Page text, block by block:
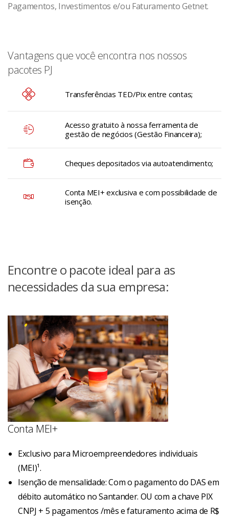
Pagamentos, Investimentos e/ou Faturamento Getnet.
Vantagens que você encontra nos nossos
pacotes PJ
Transferências TED/Pix entre contas;
Acesso gratuito à nossa ferramenta de
gestão de negócios (Gestão Financeira);
Cheques depositados via autoatendimento;
Conta MEI+ exclusiva e com possibilidade de
isenção.
Encontre o pacote ideal para as
necessidades da sua empresa:
Conta MEI+
Exclusivo para Microempreendedores individuais
(MEI)¹.
Isenção de mensalidade: Com o pagamento do DAS em
débito automático no Santander. OU com a chave PIX
CNPJ + 5 pagamentos /mês e faturamento acima de R$